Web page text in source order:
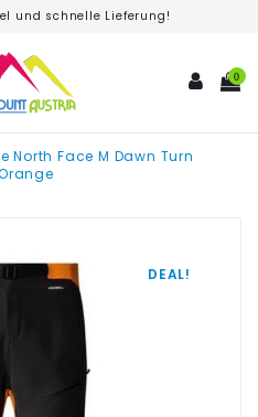
und schnelle Lieferung!
0
North Face M Dawn Turn
DEAL!